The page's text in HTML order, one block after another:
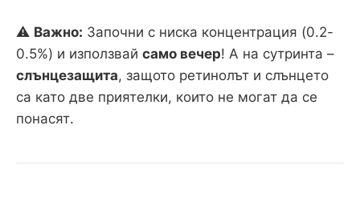
⚠ Важно: Започни с ниска концентрация (0.2-
0.5%) и използвай само вечер! А на сутринта –
слънцезащита, защото ретинолът и слънцето
са като две приятелки, които не могат да се
понасят.